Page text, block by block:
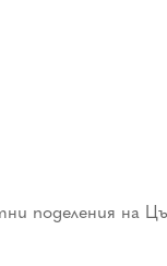
поделения на